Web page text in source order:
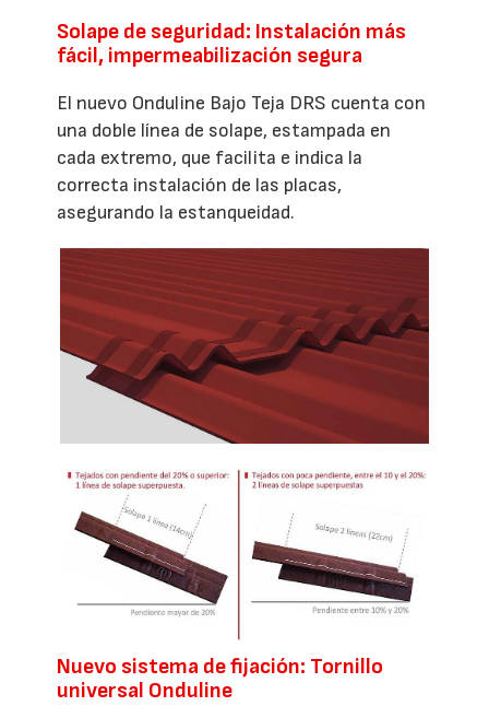
Solape de seguridad: Instalación más
fácil, impermeabilización segura
El nuevo Onduline Bajo Teja DRS cuenta con
una doble línea de solape, estampada en
cada extremo, que facilita e indica la
correcta instalación de las placas,
asegurando la estanqueidad.
Nuevo sistema de fijación: Tornillo
universal Onduline